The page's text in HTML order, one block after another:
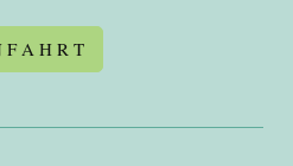
F A H R T